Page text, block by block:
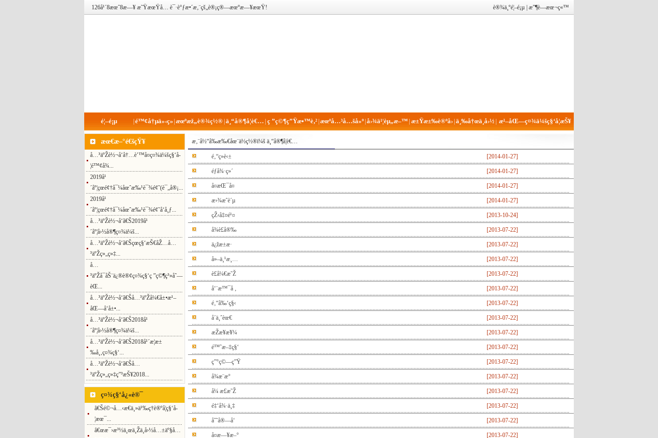
126å¹´8æœˆ8æ—¥ æ˜ŸæœŸå…­ è¯·è°ƒæ•´æ‚¨çš„è®¡ç®—æœºæ—¥æœŸ! è®¾ä¸ºé¦–é¡µ æ”¶è—æœ¬ç«™
é¦–é¡µ é™¢å†µä»‹ç» æœºæž„è®¾ç½® ä¸“å®¶å­¦è€… ç ”ç©¶ç”Ÿæ•™è‚² æœºå…³å…šå»º å›¾ä¹¦èµ„æ–™ æ±Ÿæ±‰è®ºå› ä¸‰å†œä¸­å›½ æ¹–åŒ—ç¤¾ä¼šç§‘å­¦æŠ¥
æœ€æ–°é€šçŸ¥
å…³äºŽè½¬å‘å†…è’™å¤ç¤¾ä¼šç§‘å­
¦é™¢å¾...
2019å¹
´åº¦çœé¢†å¯¼åœˆæ‰¹è¯¾é¢˜(è¯„å®¡...
2019å¹
´åº¦çœé¢†å¯¼åœˆæ‰¹è¯¾é¢˜å‘å¸ƒ...
å…³äºŽè½¬å‘ã€Š2019å¹
´åº¦å›½å®¶ç¤¾ä¼š...
å…³äºŽè½¬å‘ã€Šçœç§‘æŠ€åŽ…å…
³äºŽç»„ç»‡...
å…
³äºŽå¯åŠ¨ä¿®è®¢ç¤¾ç§‘ç ”ç©¶ç³»åˆ—
èŒ...
å…³äºŽè½¬å‘ã€Šå…³äºŽå¼€å±•æ¹–
åŒ—å‘å±•...
å…³äºŽè½¬å‘ã€Š2018å¹
´åº¦å›½å®¶ç¤¾ä¼š...
å…³äºŽè½¬å‘ã€Š2018å¹´æ­¦æ±
‰å¸‚ç¤¾ç§‘...
å…³äºŽè½¬å‘ã€Šå…
³äºŽç»„ç»‡ç”³æŠ¥2018...
ç¤¾ç§‘å¿«è®¯
ã€Šé©¬å…‹æ€ä¸»ä¹‰ç†è®ºå­¦ç§‘å­
¦æœ¯...
â€œæ¯›æ³½ä¸œä¸Žä¸­å›½å…±äº§å…
æ‚¨å½“å‰æ‰€åœ¨ä½ç½®ï¼š ä¸“å®¶å­¦è€…
é‚“ç»è‹± [2014-01-27]
éƒ­å¾·ç»´ [2014-01-27]
å¤æŒ¯å¤ [2014-01-27]
æ›¾æˆè´µ [2014-01-27]
çŽ‹å‡¤é¹¤ [2013-10-24]
å¾è£å®‰ [2013-07-22]
ä¿žæ±æ· [2013-07-22]
å»–ä¸¹æ¸… [2013-07-22]
è£å¼€æ˜Ž [2013-07-22]
å‘¨æ™¯å ‚ [2013-07-22]
é‚“å‰‘ç§‹ [2013-07-22]
å´ä¸ˆèœ€ [2013-07-22]
æŽæ­¥æ¥¼ [2013-07-22]
é™ˆæ–‡ç§‘ [2013-07-22]
ç”°ç©—ç”Ÿ [2013-07-22]
å¾æ¨æ° [2013-07-22]
å¼ æ­£æ˜Ž [2013-07-22]
é‡‘å¾·ä¸‡ [2013-07-22]
åˆ˜å®—å‘ [2013-07-22]
å¤æ—¥æ–° [2013-07-22]